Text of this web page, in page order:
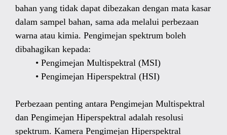
bahan yang tidak dapat dibezakan dengan mata kasar
dalam sampel bahan, sama ada melalui perbezaan
warna atau kimia. Pengimejan spektrum boleh
dibahagikan kepada:
Pengimejan Multispektral (MSI)
Pengimejan Hiperspektral (HSI)
Perbezaan penting antara Pengimejan Multispektral
dan Pengimejan Hiperspektral adalah resolusi
spektrum. Kamera Pengimejan Hiperspektral